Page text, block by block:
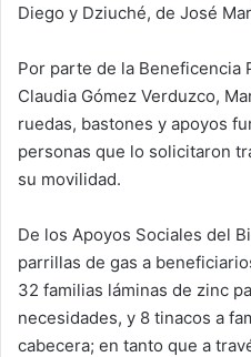
Diego y Dziuché, de José
Por parte de la Beneficencia
Claudia Gómez Verduzco,
ruedas, bastones y apoyos
personas que lo solicitaron
su movilidad.
De los Apoyos Sociales del
parrillas de gas a
32 familias láminas de zinc
necesidades, y 8 tinacos a
cabecera; en tanto que a